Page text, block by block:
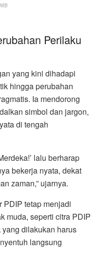
Perilaku
yang kini dihadapi
hingga perubahan
Ia mendorong
simbol dan jargon,
di tengah
lalu berharap
bekerja nyata, dekat
zaman,” ujarnya.
PDIP tetap menjadi
muda, seperti citra PDIP
dilakukan harus
langsung